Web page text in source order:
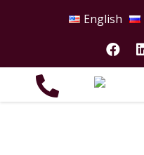
English